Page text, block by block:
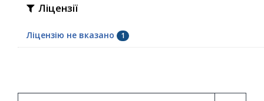
Ліцензії
Ліцензію не вказано 1